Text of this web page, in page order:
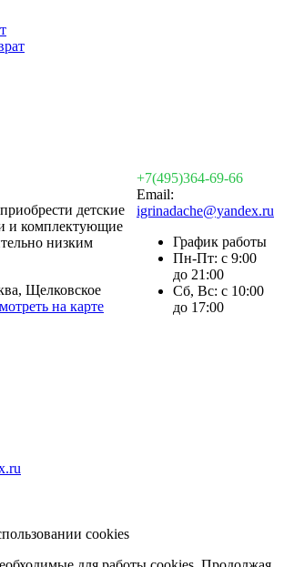
детские
и комплектующие
низким
Щелковское
на карте
+7(495)364-69-66
Email:
igrinadache@yandex.ru
График работы
Пн-Пт: с 9:00
до 21:00
Сб, Вс: с 10:00
до 17:00
cookies